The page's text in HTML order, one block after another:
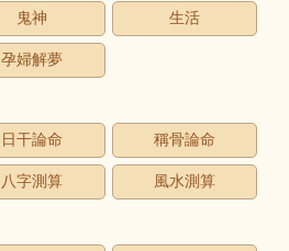
鬼神 生活
孕婦解夢
日干論命 稱骨論命
八字測算 風水測算